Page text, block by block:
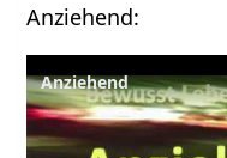
Anziehend‏‎:
Anziehend